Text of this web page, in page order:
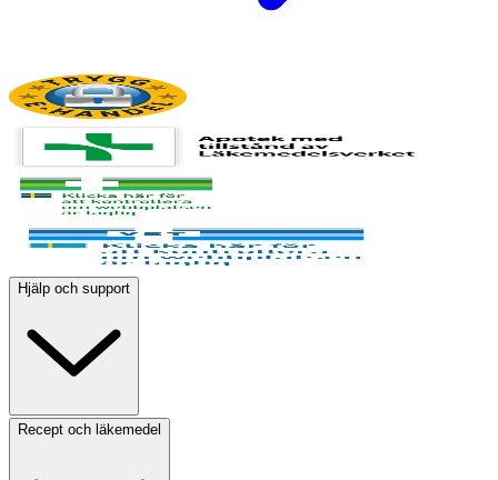
Hjälp och support
Recept och läkemedel